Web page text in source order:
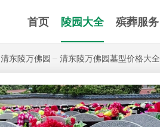
首页 陵园大全 殡葬服务
清东陵万佛园 清东陵万佛园墓型价格大全